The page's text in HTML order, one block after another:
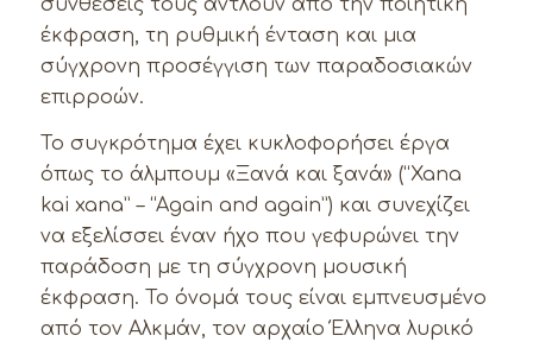
συνθέσεις τους αντλούν από την ποιητική
έκφραση, τη ρυθμική ένταση και μια
σύγχρονη προσέγγιση των παραδοσιακών
επιρροών.
Το συγκρότημα έχει κυκλοφορήσει έργα
όπως το άλμπουμ «Ξανά και ξανά» (“Xana
kai xana” – “Again and again”) και συνεχίζει
να εξελίσσει έναν ήχο που γεφυρώνει την
παράδοση με τη σύγχρονη μουσική
έκφραση. Το όνομά τους είναι εμπνευσμένο
από τον Αλκμάν, τον αρχαίο Έλληνα λυρικό